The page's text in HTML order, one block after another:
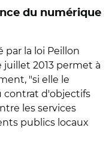
du numérique
par la loi Peillon
2013 permet à
"si elle le
contrat d'objectifs
les services
publics locaux